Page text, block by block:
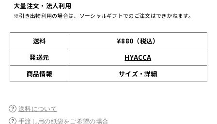
大量注文・法人利用
※引き出物利用の場合は、ソーシャルギフトでのご注文はできかねます。
送料
¥880（税込）
発送元
HYACCA
商品情報
サイズ・詳細
送料について
手渡し用の紙袋をご希望の場合